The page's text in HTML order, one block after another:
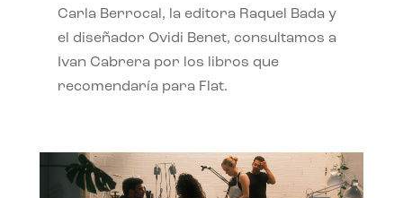
Carla Berrocal, la editora Raquel Bada y
el diseñador Ovidi Benet, consultamos a
Ivan Cabrera por los libros que
recomendaría para Flat.